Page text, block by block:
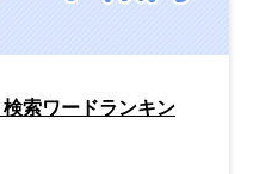
索ワードランキン